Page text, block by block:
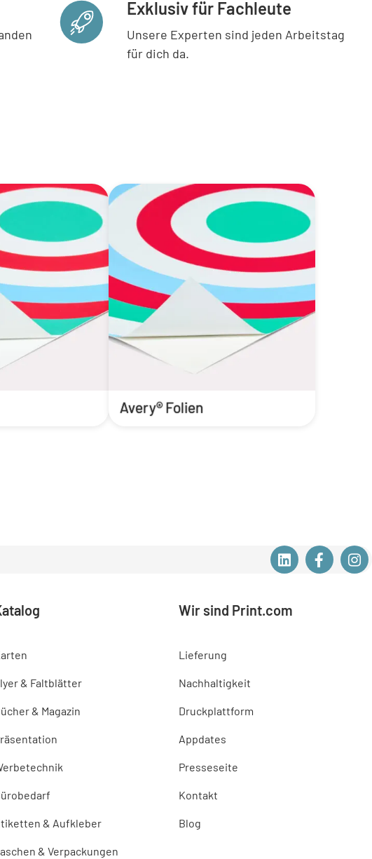
Exklusiv für Fachleute
Unsere Experten sind jeden Arbeitstag
für dich da.
Avery® Folien
& Faltblätter
& Magazin
& Aufkleber
& Verpackungen
Wir sind Print.com
Lieferung
Nachhaltigkeit
Druckplattform
Appdates
Presseseite
Kontakt
Blog